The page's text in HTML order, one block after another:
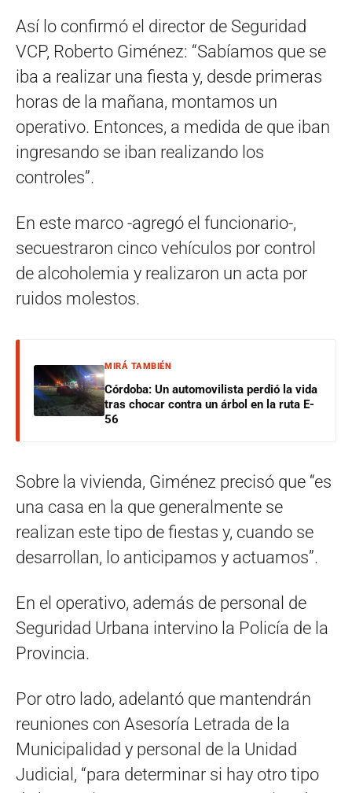
Así lo confirmó el director de Seguridad
VCP, Roberto Giménez: “Sabíamos que se
iba a realizar una fiesta y, desde primeras
horas de la mañana, montamos un
operativo. Entonces, a medida de que iban
ingresando se iban realizando los
controles”.
En este marco -agregó el funcionario-,
secuestraron cinco vehículos por control
de alcoholemia y realizaron un acta por
ruidos molestos.
MIRÁ TAMBIÉN
Córdoba: Un automovilista perdió la vida
tras chocar contra un árbol en la ruta E-
56
Sobre la vivienda, Giménez precisó que “es
una casa en la que generalmente se
realizan este tipo de fiestas y, cuando se
desarrollan, lo anticipamos y actuamos”.
En el operativo, además de personal de
Seguridad Urbana intervino la Policía de la
Provincia.
Por otro lado, adelantó que mantendrán
reuniones con Asesoría Letrada de la
Municipalidad y personal de la Unidad
Judicial, “para determinar si hay otro tipo